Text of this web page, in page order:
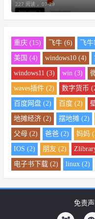
227 阅读 ， 07-29
重庆 (15) 飞牛 (6) 飞
美国 (4) windows10 (4)
windows11 (3) win (3)
waves插件 (2) 数字货币
百度网盘 (2) 百度 (2)
地摊经济 (2) 摆地摊 (2)
父母 (2) 爸爸 (2) 妈妈
IOS (2) 朋友 (2)
电子书下载 (2) linux (2)
免责声